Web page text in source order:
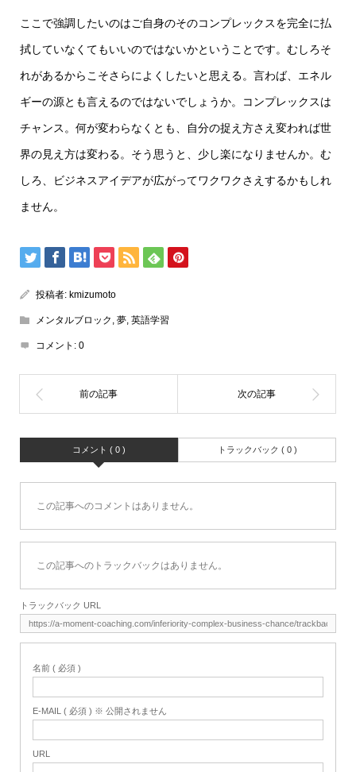
ここで強調したいのはご自身のそのコンプレックスを完全に払
拭していなくてもいいのではないかということです。むしろそ
れがあるからこそさらによくしたいと思える。言わば、エネル
ギーの源とも言えるのではないでしょうか。コンプレックスは
チャンス。何が変わらなくとも、自分の捉え方さえ変われば世
界の見え方は変わる。そう思うと、少し楽になりませんか。む
しろ、ビジネスアイデアが広がってワクワクさえするかもしれ
ません。
投稿者: kmizumoto
メンタルブロック 夢, 英語学習
コメント: 0
コメント ( 0 ) トラックバック ( 0 )
この記事へのコメントはありません。
この記事へのトラックバックはありません。
トラックバック URL
名前 ( 必須 )
E-MAIL ( 必須 ) ※ 公開されません
URL